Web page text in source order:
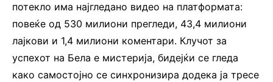
потекло има најгледано видео на платформата:
повеќе од 530 милиони прегледи, 43,4 милиони
лајкови и 1,4 милиони коментари. Клучот за
успехот на Бела е мистерија, бидејќи се гледа
како самостојно се синхронизира додека ја тресе